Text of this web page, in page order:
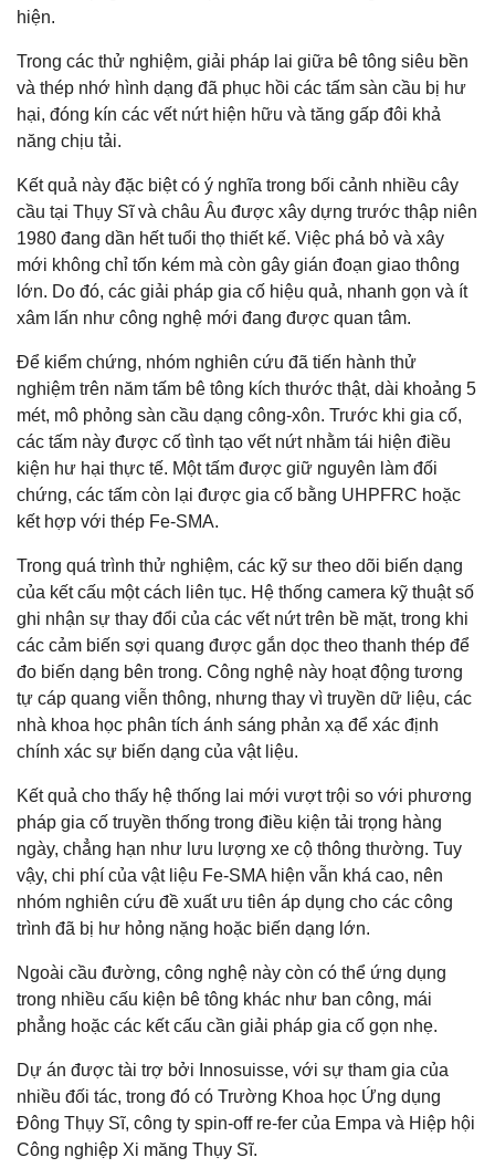
hiện.
Trong các thử nghiệm, giải pháp lai giữa bê tông siêu bền
và thép nhớ hình dạng đã phục hồi các tấm sàn cầu bị hư
hại, đóng kín các vết nứt hiện hữu và tăng gấp đôi khả
năng chịu tải.
Kết quả này đặc biệt có ý nghĩa trong bối cảnh nhiều cây
cầu tại Thụy Sĩ và châu Âu được xây dựng trước thập niên
1980 đang dần hết tuổi thọ thiết kế. Việc phá bỏ và xây
mới không chỉ tốn kém mà còn gây gián đoạn giao thông
lớn. Do đó, các giải pháp gia cố hiệu quả, nhanh gọn và ít
xâm lấn như công nghệ mới đang được quan tâm.
Để kiểm chứng, nhóm nghiên cứu đã tiến hành thử
nghiệm trên năm tấm bê tông kích thước thật, dài khoảng 5
mét, mô phỏng sàn cầu dạng công-xôn. Trước khi gia cố,
các tấm này được cố tình tạo vết nứt nhằm tái hiện điều
kiện hư hại thực tế. Một tấm được giữ nguyên làm đối
chứng, các tấm còn lại được gia cố bằng UHPFRC hoặc
kết hợp với thép Fe-SMA.
Trong quá trình thử nghiệm, các kỹ sư theo dõi biến dạng
của kết cấu một cách liên tục. Hệ thống camera kỹ thuật số
ghi nhận sự thay đổi của các vết nứt trên bề mặt, trong khi
các cảm biến sợi quang được gắn dọc theo thanh thép để
đo biến dạng bên trong. Công nghệ này hoạt động tương
tự cáp quang viễn thông, nhưng thay vì truyền dữ liệu, các
nhà khoa học phân tích ánh sáng phản xạ để xác định
chính xác sự biến dạng của vật liệu.
Kết quả cho thấy hệ thống lai mới vượt trội so với phương
pháp gia cố truyền thống trong điều kiện tải trọng hàng
ngày, chẳng hạn như lưu lượng xe cộ thông thường. Tuy
vậy, chi phí của vật liệu Fe-SMA hiện vẫn khá cao, nên
nhóm nghiên cứu đề xuất ưu tiên áp dụng cho các công
trình đã bị hư hỏng nặng hoặc biến dạng lớn.
Ngoài cầu đường, công nghệ này còn có thể ứng dụng
trong nhiều cấu kiện bê tông khác như ban công, mái
phẳng hoặc các kết cấu cần giải pháp gia cố gọn nhẹ.
Dự án được tài trợ bởi Innosuisse, với sự tham gia của
nhiều đối tác, trong đó có Trường Khoa học Ứng dụng
Đông Thụy Sĩ, công ty spin-off re-fer của Empa và Hiệp hội
Công nghiệp Xi măng Thụy Sĩ.